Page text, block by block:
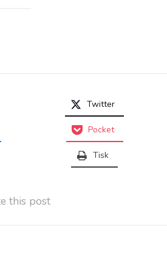
Twitter
Pocket
Tisk
this post